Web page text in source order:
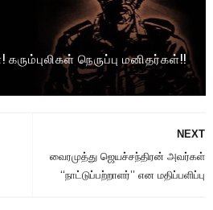
நெருப்பு மனிதர்கள்!!
NEXT
வைரமுத்து ஜெயச்சந்திரன் அவர்கள்
‘‘நாட்டுப்பற்றாளர்’’ என மதிப்பளிப்பு